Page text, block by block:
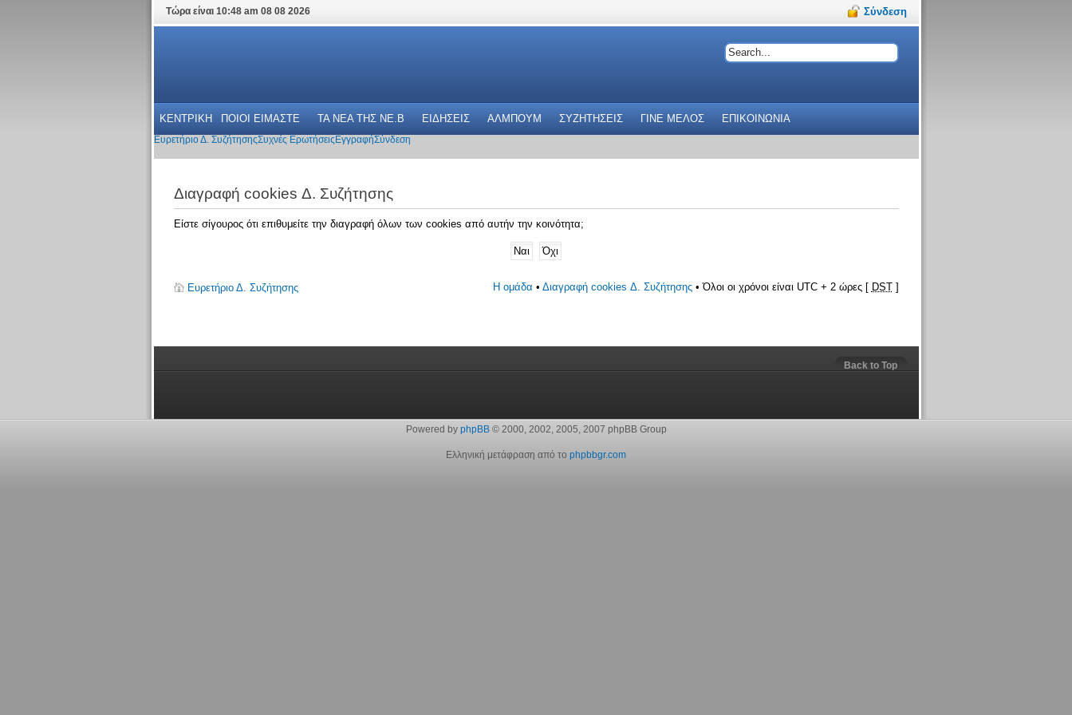
Τώρα είναι 10:48 am 08 08 2026 Σύνδεση
ΚΕΝΤΡΙΚΗ ΠΟΙΟΙ ΕΙΜΑΣΤΕ ΤΑ ΝΕΑ THΣ NE.B ΕΙΔΗΣΕΙΣ ΑΛΜΠΟΥΜ ΣΥΖΗΤΗΣΕΙΣ ΓΙΝΕ ΜΕΛΟΣ ΕΠΙΚΟΙΝΩΝΙΑ
Ευρετήριο Δ. ΣυζήτησηςΣυχνές Ερωτήσεις ΕγγραφήΣύνδεση
Διαγραφή cookies Δ. Συζήτησης
Είστε σίγουρος ότι επιθυμείτε την διαγραφή όλων των cookies από αυτήν την κοινότητα;
Ευρετήριο Δ. Συζήτησης Η ομάδα • Διαγραφή cookies Δ. Συζήτησης• Όλοι οι χρόνοι είναι UTC + 2 ώρες [ DST]
Back to Top
Powered by phpBB© 2000, 2002, 2005, 2007 phpBB Group
Ελληνική μετάφραση από το phpbbgr.com